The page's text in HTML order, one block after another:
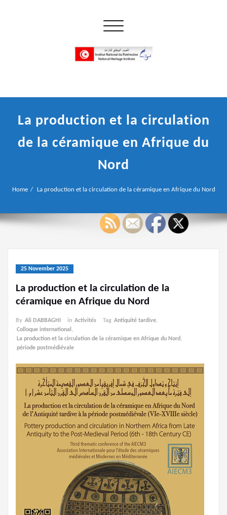
Toggle navigation
La production et la circulation
de la céramique en Afrique du
Nord
Home La production et la circulation de la céramique en Afrique du Nord
25 November 2025
La production et la circulation de la
céramique en Afrique du Nord
By Ali DABBAGHI in Activités Tag Antiquité tardive,
Colloque international ,
La production et la circulation de la céramique en Afrique du Nord ,
période postmédiévale